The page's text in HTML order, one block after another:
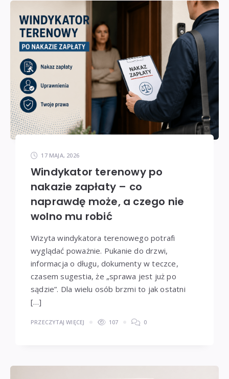
17 MAJA, 2026
Windykator terenowy po
nakazie zapłaty – co
naprawdę może, a czego nie
wolno mu robić
Wizyta windykatora terenowego potrafi
wyglądać poważnie. Pukanie do drzwi,
informacja o długu, dokumenty w teczce,
czasem sugestia, że „sprawa jest już po
sądzie”. Dla wielu osób brzmi to jak ostatni
[…]
PRZECZYTAJ WIĘCEJ 107 0